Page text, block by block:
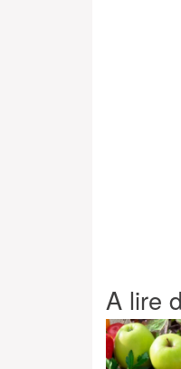
A lire